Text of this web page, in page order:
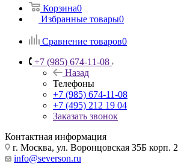
Корзина0
Избранные товары0
Сравнение товаров0
+7 (985) 674-11-08
Назад
Телефоны
+7 (985) 674-11-08
+7 (495) 212 19 04
Заказать звонок
Контактная информация
г. Москва, ул. Воронцовская 35Б корп. 2
info@severson.ru